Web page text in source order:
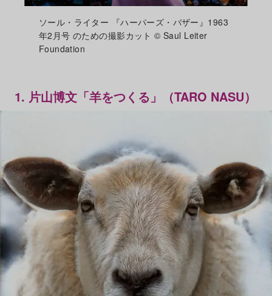
ソール・ライター 『ハーパーズ・バザー』1963
年2月号 のための撮影カット © Saul Leiter
Foundation
1. 片山博文「羊をつくる」（TARO NASU）